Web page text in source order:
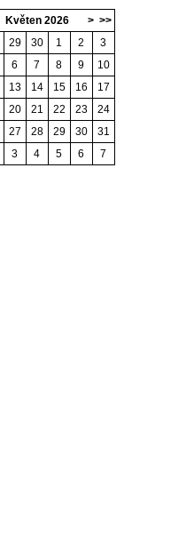
> >>
Květen 2026
29 30 1 2
3
6 7 8 9
10
13 14 15 16
17
20 21 22 23
24
27 28 29 30
31
3 4 5 6 7